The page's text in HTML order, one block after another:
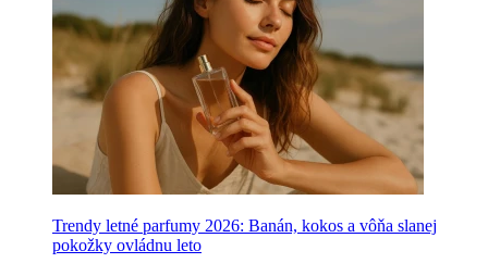
Trendy letné parfumy 2026: Banán, kokos a vôňa slanej
pokožky ovládnu leto